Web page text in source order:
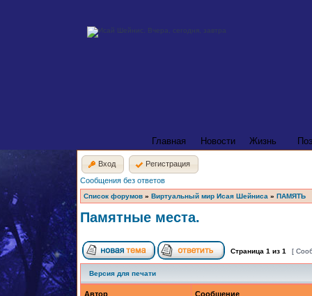
Главная Новости Жизнь
Вход
Регистрация
Сообщения без ответов
Список форумов » Виртуальный мир Исая Шейниса » ПАМЯТЬ
Памятные места.
Страница 1 из 1 [
Версия для печати
Автор Сообщение